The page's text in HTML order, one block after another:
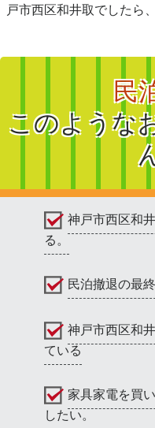
戸市西区和井取でしたら
民
このような
神戸市西区和
る。
民泊撤退の最
神戸市西区和
ている
家具家電を買
したい。